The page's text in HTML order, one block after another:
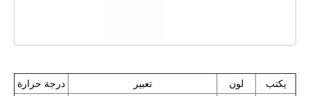
يكتب لون تعبير درجة حرارة